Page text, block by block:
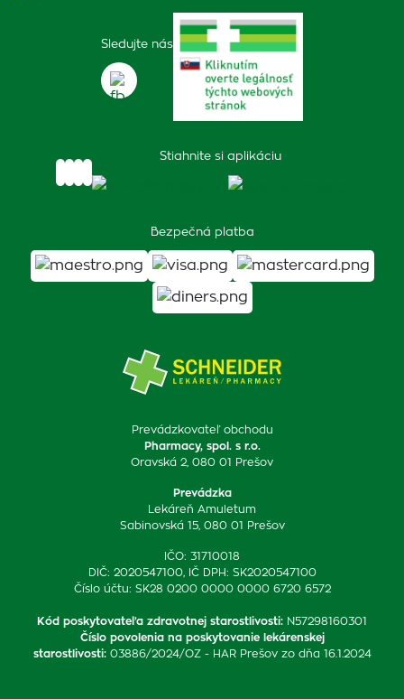
Prevádzkovateľ obchodu
Pharmacy, spol. s r.o.
Oravská 2, 080 01 Prešov
Prevádzka
Lekáreň Amuletum
Sabinovská 15, 080 01 Prešov
IČO: 31710018
DIČ: 2020547100, IČ DPH: SK2020547100
Číslo účtu: SK28 0200 0000 0000 6720 6572
Kód poskytovateľa zdravotnej starostlivosti: N57298160301
Číslo povolenia na poskytovanie lekárenskej
starostlivosti: 03886/2024/OZ - HAR Prešov zo dňa 16.1.2024
Sledujte nás
Stiahnite si aplikáciu
Bezpečná platba